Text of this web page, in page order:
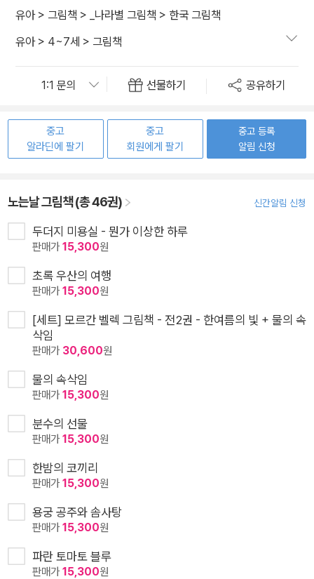
유아> 그림책 > _나라별 그림책 > 한국 그림책
유아> 4~7세 > 그림책
선물하기 공유하기
중고
알라딘에 팔기
중고
회원에게 팔기
중고 등록
알림 신청
노는날 그림책 (총 46권) 신간알림 신청
두더지 미용실 - 뭔가 이상한 하루
판매가15,300원
초록 우산의 여행
판매가15,300원
[세트] 모르간 벨렉 그림책 - 전2권 - 한여름의 빛 + 물의 속
삭임
판매가 30,600원
물의 속삭임
판매가15,300원
분수의 선물
판매가15,300원
한밤의 코끼리
판매가15,300원
용궁 공주와 솜사탕
판매가15,300원
파란 토마토 블루
판매가15,300원